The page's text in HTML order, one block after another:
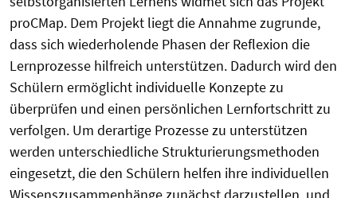
proCMap. Dem Projekt liegt die Annahme zugrunde,
dass sich wiederholende Phasen der Reflexion die
Lernprozesse hilfreich unterstützen. Dadurch wird den
Schülern ermöglicht individuelle Konzepte zu
überprüfen und einen persönlichen Lernfortschritt zu
verfolgen. Um derartige Prozesse zu unterstützen
werden unterschiedliche Strukturierungsmethoden
eingesetzt, die den Schülern helfen ihre individuellen